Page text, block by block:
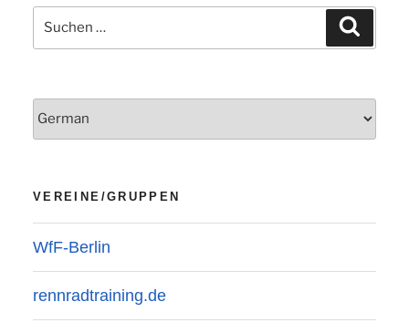
Suchen
nach:
VEREINE/GRUPPEN
WfF-Berlin
rennradtraining.de